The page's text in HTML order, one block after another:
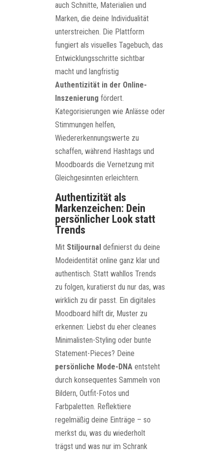
auch Schnitte, Materialien und
Marken, die deine Individualität
unterstreichen. Die Plattform
fungiert als visuelles Tagebuch, das
Entwicklungsschritte sichtbar
macht und langfristig
Authentizität in der Online-
Inszenierung fördert.
Kategorisierungen wie Anlässe oder
Stimmungen helfen,
Wiedererkennungswerte zu
schaffen, während Hashtags und
Moodboards die Vernetzung mit
Gleichgesinnten erleichtern.
Authentizität als
Markenzeichen: Dein
persönlicher Look statt
Trends
Mit Stiljournal definierst du deine
Modeidentität online ganz klar und
authentisch. Statt wahllos Trends
zu folgen, kuratierst du nur das, was
wirklich zu dir passt. Ein digitales
Moodboard hilft dir, Muster zu
erkennen: Liebst du eher cleanes
Minimalisten-Styling oder bunte
Statement-Pieces? Deine
persönliche Mode-DNA entsteht
durch konsequentes Sammeln von
Bildern, Outfit-Fotos und
Farbpaletten. Reflektiere
regelmäßig deine Einträge – so
merkst du, was du wiederholt
trägst und was nur im Schrank